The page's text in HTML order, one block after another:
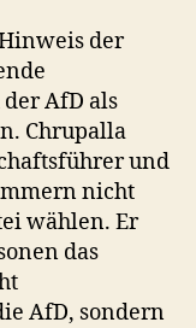
der
AfD als
Chrupalla
und
nicht
wählen. Er
das
AfD, sondern